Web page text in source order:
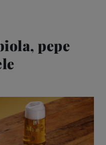
pepe